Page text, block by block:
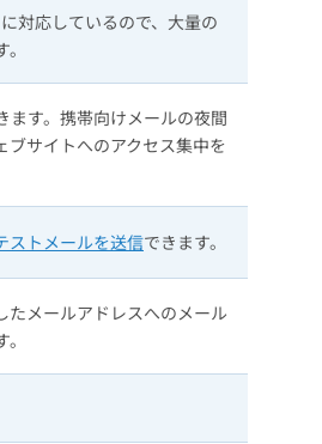
対応しているので、大量の
ます。携帯向けメールの夜間
サイトへのアクセス集中を
ストメールを送信できます。
たメールアドレスへのメール